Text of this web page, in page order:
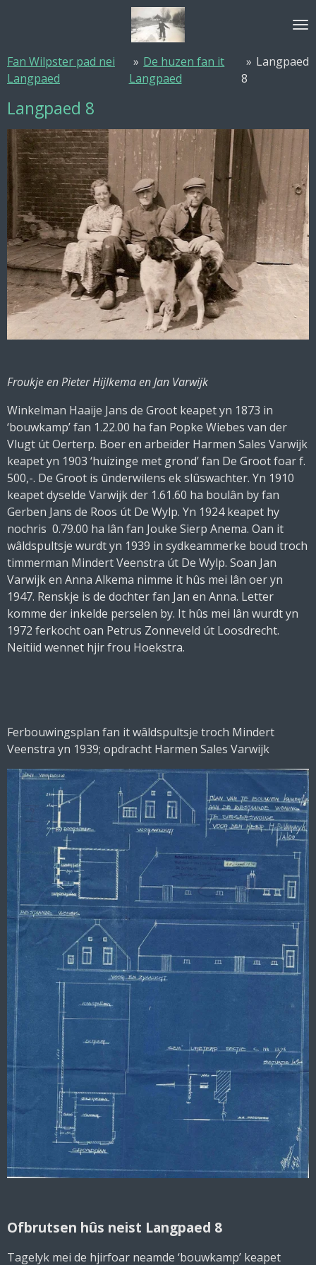
de
hoofdinhoud
Fan Wilpster pad nei
Langpaed
» De huzen fan it
Langpaed
» Langpaed
8
Langpaed 8
Froukje en Pieter Hijlkema en Jan Varwijk
Winkelman Haaije Jans de Groot keapet yn 1873 in
‘bouwkamp’ fan 1.22.00 ha fan Popke Wiebes van der
Vlugt út Oerterp. Boer en arbeider Harmen Sales Varwijk
keapet yn 1903 ‘huizinge met grond’ fan De Groot foar f.
500,-. De Groot is ûnderwilens ek slûswachter. Yn 1910
keapet dyselde Varwijk der 1.61.60 ha boulân by fan
Gerben Jans de Roos út De Wylp. Yn 1924 keapet hy
nochris 0.79.00 ha lân fan Jouke Sierp Anema. Oan it
wâldspultsje wurdt yn 1939 in sydkeammerke boud troch
timmerman Mindert Veenstra út De Wylp. Soan Jan
Varwijk en Anna Alkema nimme it hûs mei lân oer yn
1947. Renskje is de dochter fan Jan en Anna. Letter
komme der inkelde perselen by. It hûs mei lân wurdt yn
1972 ferkocht oan Petrus Zonneveld út Loosdrecht.
Neitiid wennet hjir frou Hoekstra.
Ferbouwingsplan fan it wâldspultsje troch Mindert
Veenstra yn 1939; opdracht Harmen Sales Varwijk
Ofbrutsen hûs neist Langpaed 8
Tagelyk mei de hjirfoar neamde ‘bouwkamp’ keapet